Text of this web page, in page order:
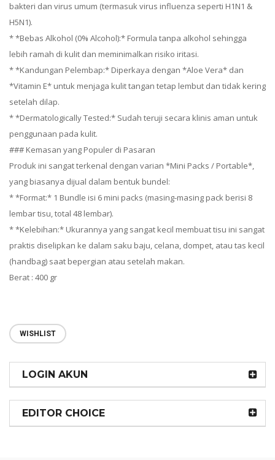
bakteri dan virus umum (termasuk virus influenza seperti H1N1 &
H5N1).
* *Bebas Alkohol (0% Alcohol):* Formula tanpa alkohol sehingga
lebih ramah di kulit dan meminimalkan risiko iritasi.
* *Kandungan Pelembap:* Diperkaya dengan *Aloe Vera* dan
*Vitamin E* untuk menjaga kulit tangan tetap lembut dan tidak kering
setelah dilap.
* *Dermatologically Tested:* Sudah teruji secara klinis aman untuk
penggunaan pada kulit.
### Kemasan yang Populer di Pasaran
Produk ini sangat terkenal dengan varian *Mini Packs / Portable*,
yang biasanya dijual dalam bentuk bundel:
* *Format:* 1 Bundle isi 6 mini packs (masing-masing pack berisi 8
lembar tisu, total 48 lembar).
* *Kelebihan:* Ukurannya yang sangat kecil membuat tisu ini sangat
praktis diselipkan ke dalam saku baju, celana, dompet, atau tas kecil
(handbag) saat bepergian atau setelah makan.
Berat : 400 gr
WISHLIST
LOGIN AKUN
EDITOR CHOICE